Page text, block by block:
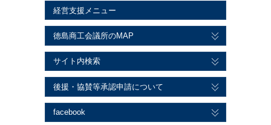
経営支援メニュー
徳島商工会議所のMAP
サイト内検索
後援・協賛等承認申請について
facebook